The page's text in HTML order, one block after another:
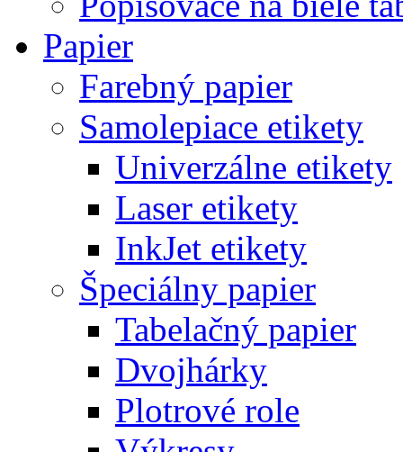
Papier
Farebný papier
Samolepiace etikety
Univerzálne etikety
Laser etikety
InkJet etikety
Špeciálny papier
Tabelačný papier
Dvojhárky
Plotrové role